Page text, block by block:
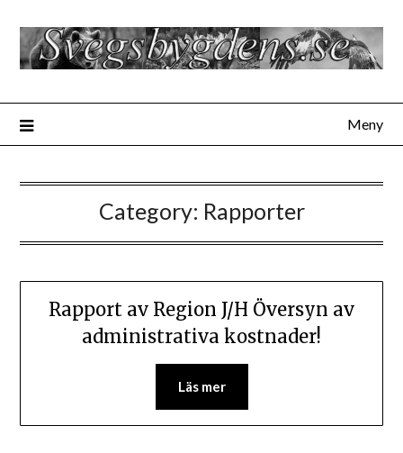
innehåll
Meny
Category: Rapporter
Rapport av Region J/H Översyn av
administrativa kostnader!
Läs mer